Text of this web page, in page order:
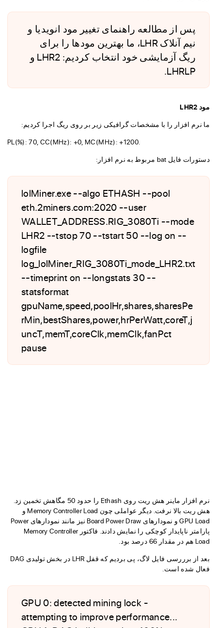
پس از مطالعه راهنمای تغییر مود انویدیا و
نیم آنلاک LHR، ما بهترین مودها را برای
ریگ آزمایشی خود انتخاب کردیم: LHR2 و
LHRLP.
مود LHR2
ما نرم افزار را با مشخصات گرافیکی زیر بر روی ریگ اجرا کردیم:
PL(%): 70, CC(MHz): +0, MC(MHz): +1200.
دستورات فایل bat مربوط به نرم افزار:
lolMiner.exe --algo ETHASH --pool
eth.2miners.com:2020 --user
WALLET_ADDRESS.RIG_3080Ti --mode
LHR2 --tstop 70 --tstart 50 --log on --
logfile
log_lolMiner_RIG_3080Ti_mode_LHR2.txt
--timeprint on --longstats 30 --
statsformat
gpuName,speed,poolHr,shares,sharesPe
rMin,bestShares,power,hrPerWatt,coreT,j
uncT,memT,coreClk,memClk,fanPct
pause
نرم افزار ماینر هش ریت روی Ethash را حدود 50 مگاهش تخمین زد.
هش ریت بالا نرفت. دیگر عواملی چون Memory Controller Load و
GPU Load و نمودارهای Board Power Draw نیز مانند نمودارهای Power
پارامتر ناپایدار کوچکی را نمایش دادند. فاکتور Memory Controller
Load هم در مقدار 66 درصد بود.
بعد از برررسی فایل لاگ، پی بردیم که قفل LHR در بخش تولیدی DAG
فعال شده است.
GPU 0: detected mining lock -
attempting to improve performance...